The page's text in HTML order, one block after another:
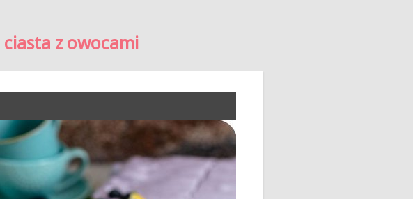
ciasta z owocami